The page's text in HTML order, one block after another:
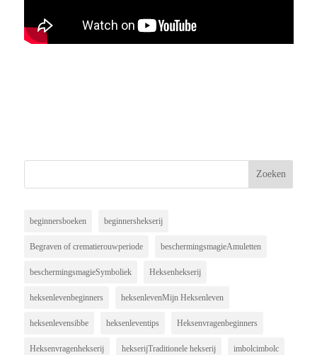
beginnersboeken beginnershekserij
Begraven of crematierouwperiode beschermingsmagieAmuletten
beschermingsmagieSymboliek Heksenhekserij
heksenlevenbeginners heksenlevenMijn Heksenleven
heksenlevensibbe heksenleventips Heksenvragenbeginners
Heksenvragenhekserij hekserijTraditionele hekserij imbolcimbolc